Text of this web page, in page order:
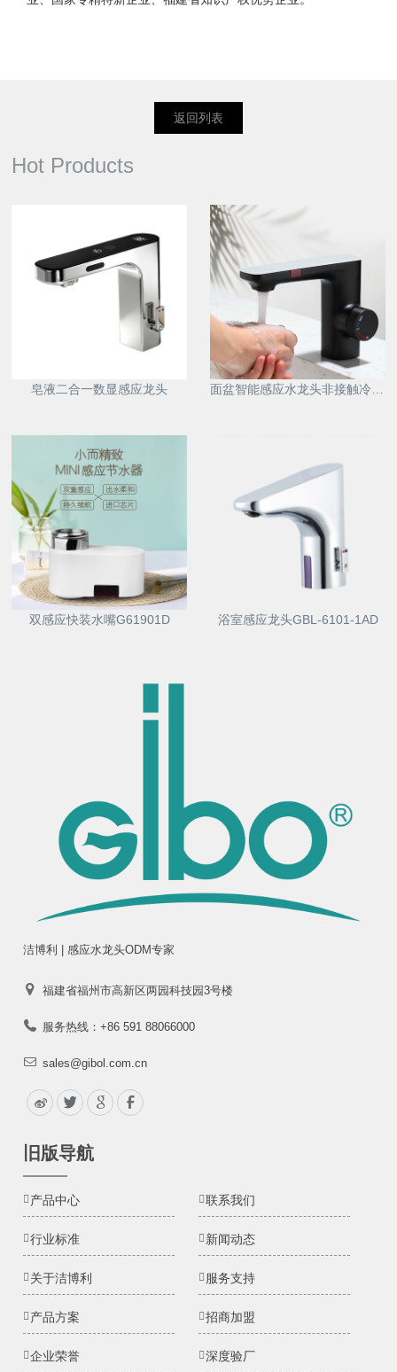
返回列表
Hot Products
皂液二合一数显感应龙头 面盆智能感应水龙头非接触冷热防溅自动洗手器浴室柜节水神器6172D
双感应快装水嘴G61901D 浴室感应龙头GBL-6101-1AD
洁博利 | 感应水龙头ODM专家
福建省福州市高新区两园科技园3号楼
服务热线：+86 591 88066000
sales@gibol.com.cn
旧版导航
产品中心 联系我们
行业标准 新闻动态
关于洁博利 服务支持
产品方案 招商加盟
企业荣誉 深度验厂